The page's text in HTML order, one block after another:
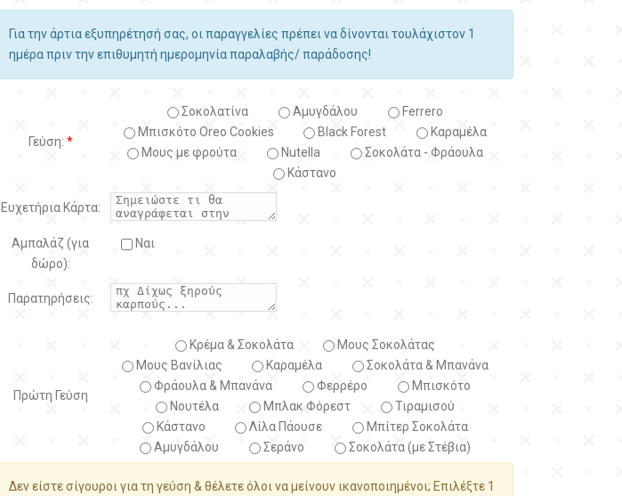
Για την άρτια εξυπηρέτησή σας, οι παραγγελίες πρέπει να δίνονται τουλάχιστον 1
ημέρα πριν την επιθυμητή ημερομηνία παραλαβής/ παράδοσης!
Γεύση: *
Σοκολατίνα Αμυγδάλου
Ferrero
Μπισκότο Oreo Cookies
Black Forest
Kαραμέλα
Μους με φρούτα
Nutella
Σοκολάτα - Φράουλα
Κάστανο
Ευχετήρια Κάρτα:
Αμπαλάζ (για
δώρο):
Ναι
Παρατηρήσεις:
Πρώτη Γεύση
Κρέμα & Σοκολάτα
Μους Σοκολάτας
Μους Βανίλιας
Καραμέλα
Σοκολάτα & Μπανάνα
Φράουλα & Μπανάνα
Φερρέρο
Μπισκότο
Νουτέλα
Μπλακ Φόρεστ
Τιραμισού
Κάστανο
Λίλα Πάουσε
Μπίτερ Σοκολάτα
Αμυγδάλου
Σεράνο Σοκολάτα (με Στέβια)
Δεν είστε σίγουροι για τη γεύση & θέλετε όλοι να μείνουν ικανοποιημένοι; Επιλέξτε 1